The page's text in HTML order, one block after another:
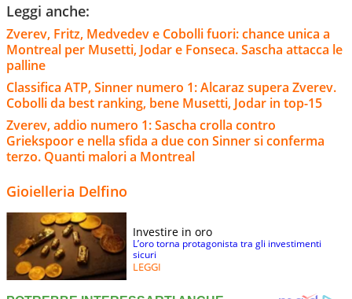
Leggi anche:
Zverev, Fritz, Medvedev e Cobolli fuori: chance unica a
Montreal per Musetti, Jodar e Fonseca. Sascha attacca le
palline
Classifica ATP, Sinner numero 1: Alcaraz supera Zverev.
Cobolli da best ranking, bene Musetti, Jodar in top-15
Zverev, addio numero 1: Sascha crolla contro
Griekspoor e nella sfida a due con Sinner si conferma
terzo. Quanti malori a Montreal
Gioielleria Delfino
Investire in oro
L’oro torna protagonista tra gli investimenti
sicuri
LEGGI